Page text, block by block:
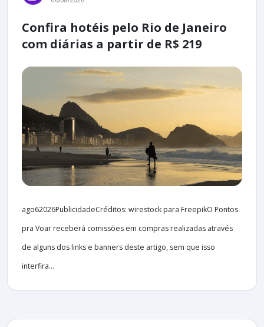
Confira hotéis pelo Rio de Janeiro
com diárias a partir de R$ 219
ago62026PublicidadeCréditos: wirestock para FreepikO Pontos
pra Voar receberá comissões em compras realizadas através
de alguns dos links e banners deste artigo, sem que isso
interfira...